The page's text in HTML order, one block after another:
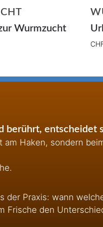
Wurmzucht
berührt, entscheidet
Haken, sondern
der Praxis: wann
Frische den